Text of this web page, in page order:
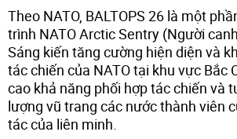
Theo NATO, BALTOPS 26 là một
trình NATO Arctic Sentry (Người
Sáng kiến tăng cường hiện diện và
tác chiến của NATO tại khu vực Bắc
cao khả năng phối hợp tác chiến và
lượng vũ trang các nước thành viên
tác của liên minh.